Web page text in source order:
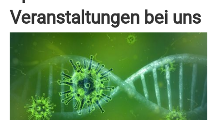
Veranstaltungen bei uns